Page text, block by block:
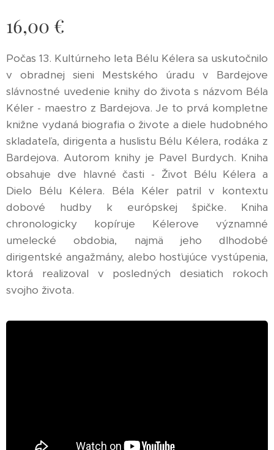
16,00 €
Počas 13. Kultúrneho leta Bélu Kélera sa uskutočnilo
v obradnej sieni Mestského úradu v Bardejove
slávnostné uvedenie knihy do života s názvom Béla
Kéler - maestro z Bardejova. Je to prvá kompletne
knižne vydaná biografia o živote a diele hudobného
skladateľa, dirigenta a huslistu Bélu Kélera, rodáka z
Bardejova. Autorom knihy je Pavel Burdych. Kniha
obsahuje dve hlavné časti - Život Bélu Kélera a
Dielo Bélu Kélera. Béla Kéler patril v kontextu
dobové hudby k európskej špičke. Kniha
chronologicky kopíruje Kélerove významné
umelecké obdobia, najmä jeho dlhodobé
dirigentské angažmány, alebo hosťujúce vystúpenia,
ktorá realizoval v posledných desiatich rokoch
svojho života.